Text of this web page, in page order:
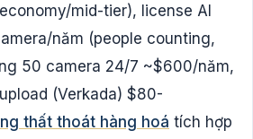
mid-tier), license AI
năm (people counting,
50 camera 24/7 ~$600/năm,
(Verkada) $80-
thất thoát hàng hoá tích hợp